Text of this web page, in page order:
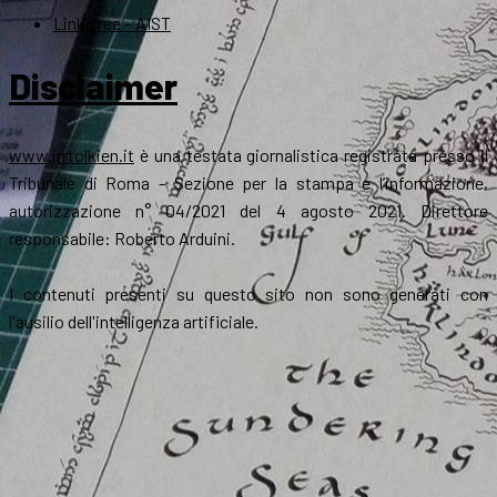
Link Tree – AIST
Disclaimer
www.jrrtolkien.it è una testata giornalistica registrata presso il
Tribunale di Roma - Sezione per la stampa e l’informazione,
autorizzazione n° 04/2021 del 4 agosto 2021. Direttore
responsabile: Roberto Arduini.
I contenuti presenti su questo sito non sono generati con
l'ausilio dell'intelligenza artificiale.